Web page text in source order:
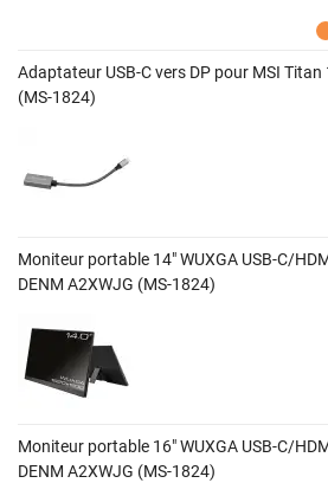
Adaptateur USB-C vers DP pour MSI Titan
(MS-1824)
Moniteur portable 14" WUXGA USB-C/
DENM A2XWJG (MS-1824)
Moniteur portable 16" WUXGA USB-C/
DENM A2XWJG (MS-1824)